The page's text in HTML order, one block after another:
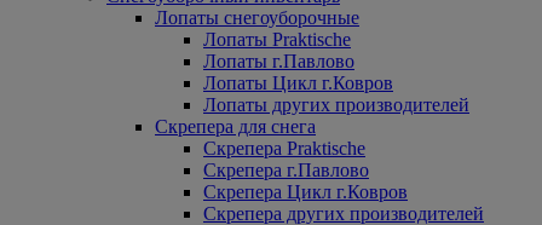
Лопаты снегоуборочные
Лопаты Praktische
Лопаты г.Павлово
Лопаты Цикл г.Ковров
Лопаты других производителей
Скрепера для снега
Скрепера Praktische
Скрепера г.Павлово
Скрепера Цикл г.Ковров
Скрепера других производителей